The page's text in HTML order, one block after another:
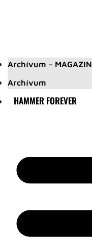
Archívum – MAGAZIN
Archívum
HAMMER FOREVER